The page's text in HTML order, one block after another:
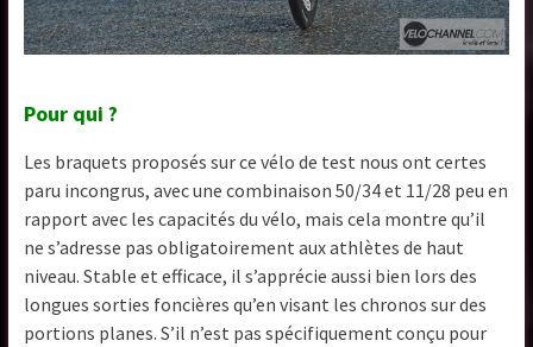
Pour qui ?
Les braquets proposés sur ce vélo de test nous ont certes
paru incongrus, avec une combinaison 50/34 et 11/28 peu en
rapport avec les capacités du vélo, mais cela montre qu’il
ne s’adresse pas obligatoirement aux athlètes de haut
niveau. Stable et efficace, il s’apprécie aussi bien lors des
longues sorties foncières qu’en visant les chronos sur des
portions planes. S’il n’est pas spécifiquement conçu pour